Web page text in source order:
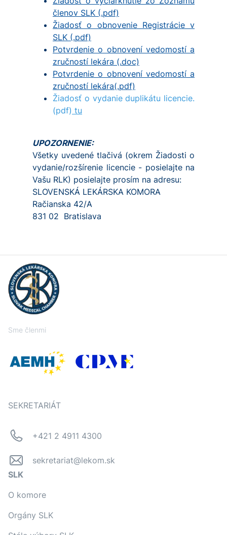
členov SLK (.pdf)
Žiadosť o obnovenie Registrácie v
SLK (.pdf)
Potvrdenie o obnovení vedomostí a
zručností lekára (.doc)
Potvrdenie o obnovení vedomostí a
zručností lekára(.pdf)
Žiadosť o vydanie duplikátu licencie.
(pdf) tu
UPOZORNENIE:
Všetky uvedené tlačivá (okrem Žiadosti o
vydanie/rozšírenie licencie - posielajte na
Vašu RLK) posielajte prosím na adresu:
SLOVENSKÁ LEKÁRSKA KOMORA
Račianska 42/A
831 02 Bratislava
Sme členmi
SEKRETARIÁT
+421 2 4911 4300
sekretariat@lekom.sk
SLK
O komore
Orgány SLK